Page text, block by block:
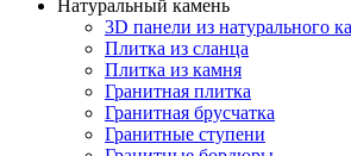
Натуральный камень
3D панели из натурального
Плитка из сланца
Плитка из камня
Гранитная плитка
Гранитная брусчатка
Гранитные ступени